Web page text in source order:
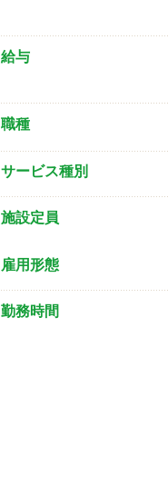
給与
職種
サービス種別
施設定員
雇用形態
勤務時間